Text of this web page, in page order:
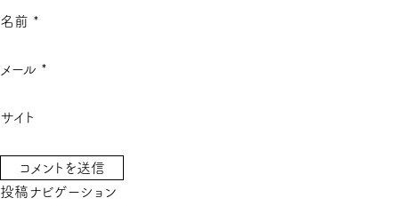
名前 *
メール *
サイト
投稿ナビゲーション